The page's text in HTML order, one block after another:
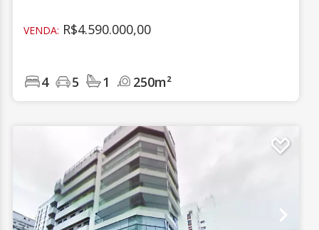
VENDA: R$4.590.000,00
4 5 1 250m²